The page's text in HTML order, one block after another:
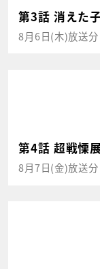
第3話 消えた
8月6日(木)放送分
第4話 超戦慄
8月7日(金)放送分